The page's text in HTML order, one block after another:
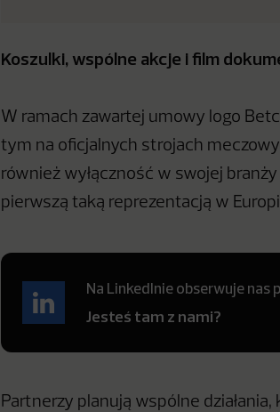
Koszulki, wspólne akcje i film
W ramach zawartej umowy logo
tym na oficjalnych strojach
również wyłączność w swojej
pierwszą taką reprezentacją w
Na LinkedInie obserwuje nas
Jesteś tam z nami?
Partnerzy planują wspólne